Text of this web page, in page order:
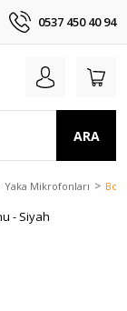
0537 450 40 94
ARA
Yaka Mikrofonları